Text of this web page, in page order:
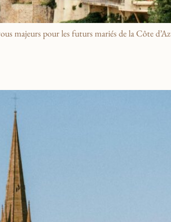
majeurs pour les futurs mariés de la Côte